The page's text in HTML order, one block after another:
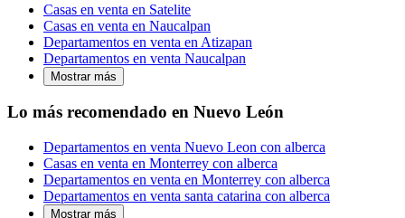
Casas en venta en Satelite
Casas en venta en Naucalpan
Departamentos en venta en Atizapan
Departamentos en venta Naucalpan
Mostrar más
Lo más recomendado en Nuevo León
Departamentos en venta Nuevo Leon con alberca
Casas en venta en Monterrey con alberca
Departamentos en venta en Monterrey con alberca
Departamentos en venta santa catarina con alberca
Mostrar más